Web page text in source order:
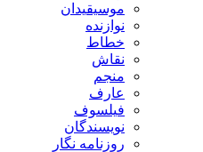
موسیقیدان
نوازنده
خطاط
نقاش
منجم
عارف
فیلسوف
نویسندگان
روزنامه نگار